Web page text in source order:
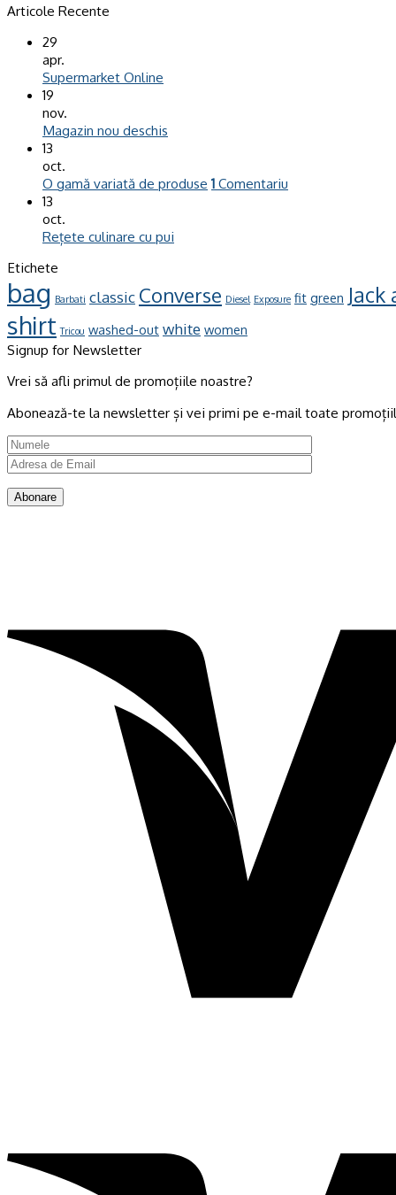
Articole Recente
29
apr.
Supermarket Online
19
nov.
Magazin nou deschis
13
oct.
O gamă variată de produse 1 Comentariu
13
oct.
Rețete culinare cu pui
Etichete
bag Barbati classic Converse Diesel Exposure fit green Jack
shirt Tricou washed-out white women
Signup for Newsletter
Vrei să afli primul de promoțiile noastre?
Abonează-te la newsletter și vei primi pe e-mail toate